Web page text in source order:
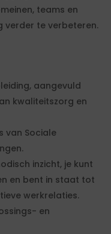
teams en
verder te verbeteren.
aangevuld
kwaliteitszorg en
van Sociale
inzicht, je kunt
en bent in staat tot
werkrelaties.
en